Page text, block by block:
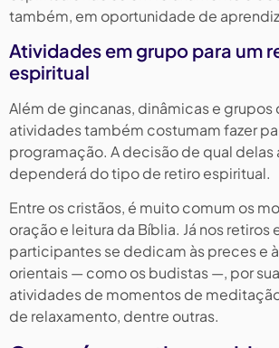
também, em oportunidade de
Atividades em grupo para um
espiritual
Além de gincanas, dinâmicas e grupos
atividades também costumam fazer
programação. A decisão de qual delas
dependerá do tipo de retiro espiritual.
Entre os cristãos, é muito comum os
oração e leitura da Bíblia. Já nos retiros
participantes se dedicam às preces e
orientais — como os budistas —, por
atividades de momentos de
de relaxamento, dentre outras.